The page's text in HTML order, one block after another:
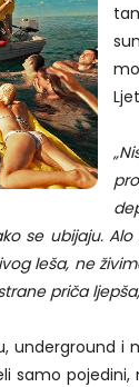
se ubijaju.
leša, ne
priča
underground i
samo